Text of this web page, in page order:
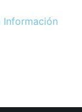
Información